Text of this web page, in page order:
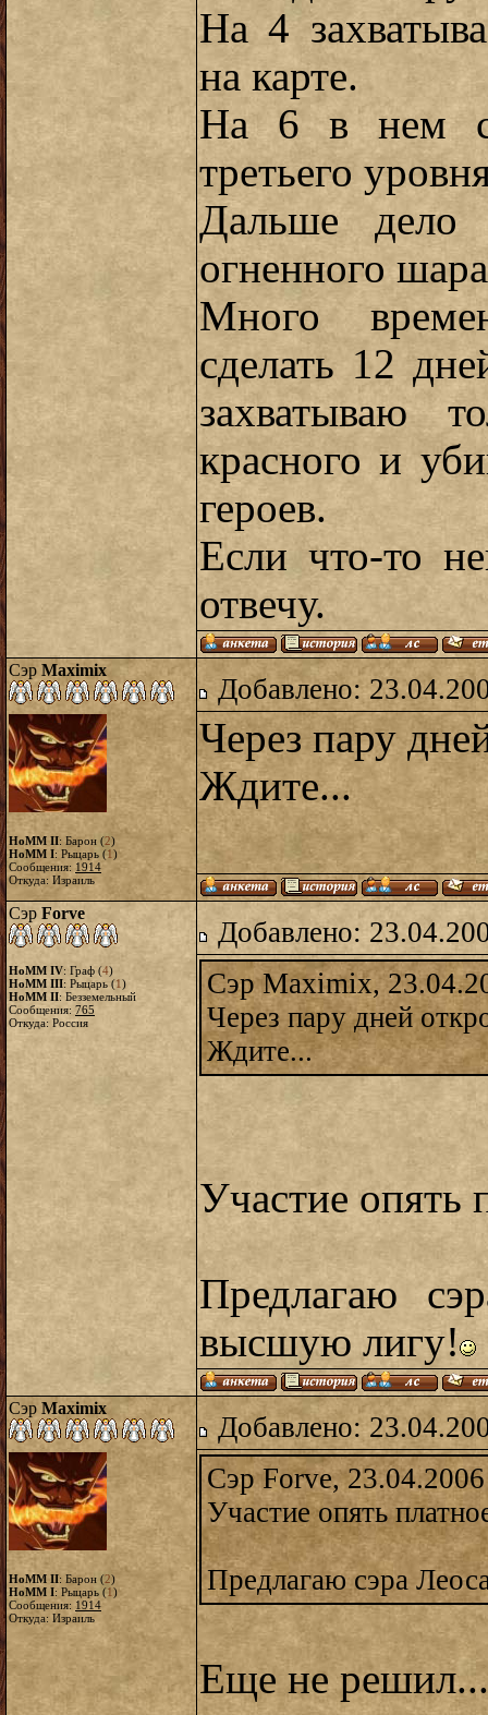
На 4
на карте.
На 6 в нем
третьего
Дальше дело
огненного
Много
сделать 12
захватываю
красного и
героев.
Если что-то
отвечу.
Сэр Maximix
HoMM II: Барон (2)
HoMM I: Рыцарь (1)
Сообщения: 1914
Откуда: Израиль
Добавлено:
Через пару
Ждите...
Сэр Forve
HoMM IV: Граф (4)
HoMM III: Рыцарь (1)
HoMM II: Безземельный
Сообщения: 765
Откуда: Россия
Добавлено:
Сэр Maximix,
Через пару дней
Ждите...
Участие опять
Предлагаю
высшую лигу!
Сэр Maximix
HoMM II: Барон (2)
HoMM I: Рыцарь (1)
Сообщения: 1914
Откуда: Израиль
Добавлено:
Сэр Forve,
Участие опять
Предлагаю сэра
Еще не